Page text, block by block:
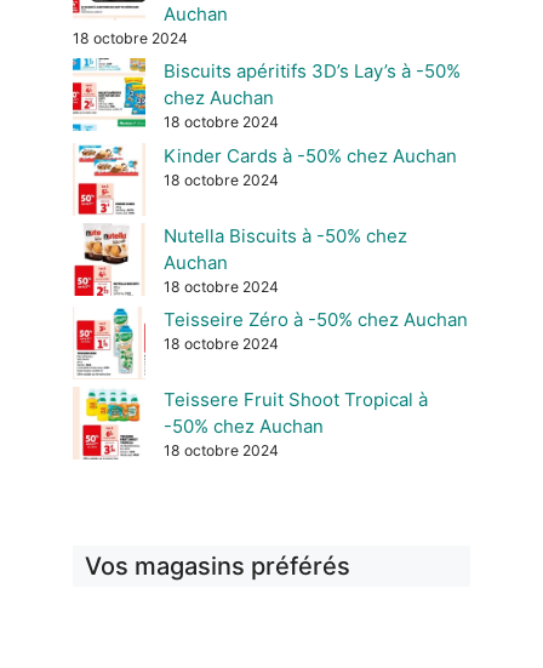
Auchan
18 octobre 2024
Biscuits apéritifs 3D’s Lay’s à -50%
chez Auchan
18 octobre 2024
Kinder Cards à -50% chez Auchan
18 octobre 2024
Nutella Biscuits à -50% chez
Auchan
18 octobre 2024
Teisseire Zéro à -50% chez Auchan
18 octobre 2024
Teissere Fruit Shoot Tropical à
-50% chez Auchan
18 octobre 2024
Vos magasins préférés